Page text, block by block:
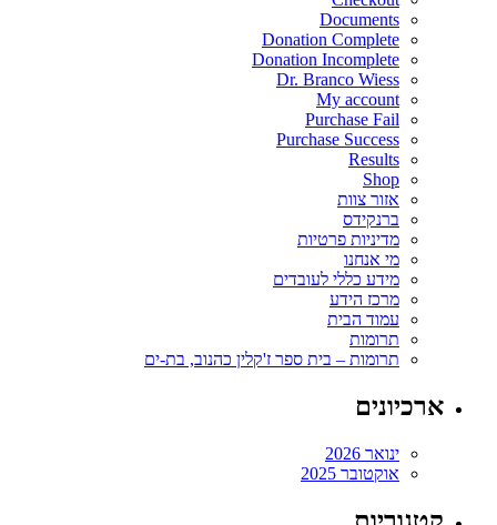
Documents
Donation Complete
Donation Incomplete
Dr. Branco Wiess
My account
Purchase Fail
Purchase Success
Results
Shop
אזור צוות
ברנקידס
מדיניות פרטיות
מי אנחנו
מידע כללי לעובדים
מרכז הידע
עמוד הבית
תרומות
תרומות – בית ספר ז'קלין כהנוב, בת-ים
ארכיונים
ינואר 2026
אוקטובר 2025